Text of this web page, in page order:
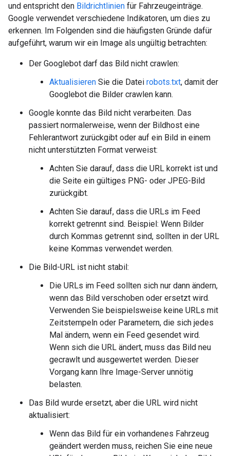
und entspricht den Bildrichtlinien für Fahrzeugeinträge.
Google verwendet verschiedene Indikatoren, um dies zu
erkennen. Im Folgenden sind die häufigsten Gründe dafür
aufgeführt, warum wir ein Image als ungültig betrachten:
Der Googlebot darf das Bild nicht crawlen:
Aktualisieren Sie die Datei robots.txt, damit der
Googlebot die Bilder crawlen kann.
Google konnte das Bild nicht verarbeiten. Das
passiert normalerweise, wenn der Bildhost eine
Fehlerantwort zurückgibt oder auf ein Bild in einem
nicht unterstützten Format verweist:
Achten Sie darauf, dass die URL korrekt ist und
die Seite ein gültiges PNG- oder JPEG-Bild
zurückgibt.
Achten Sie darauf, dass die URLs im Feed
korrekt getrennt sind. Beispiel: Wenn Bilder
durch Kommas getrennt sind, sollten in der URL
keine Kommas verwendet werden.
Die Bild-URL ist nicht stabil:
Die URLs im Feed sollten sich nur dann ändern,
wenn das Bild verschoben oder ersetzt wird.
Verwenden Sie beispielsweise keine URLs mit
Zeitstempeln oder Parametern, die sich jedes
Mal ändern, wenn ein Feed gesendet wird.
Wenn sich die URL ändert, muss das Bild neu
gecrawlt und ausgewertet werden. Dieser
Vorgang kann Ihre Image-Server unnötig
belasten.
Das Bild wurde ersetzt, aber die URL wird nicht
aktualisiert:
Wenn das Bild für ein vorhandenes Fahrzeug
geändert werden muss, reichen Sie eine neue